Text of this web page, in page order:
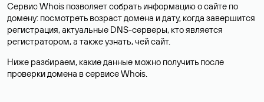
Сервис Whois позволяет собрать информацию о сайте по
домену: посмотреть возраст домена и дату, когда завершится
регистрация, актуальные DNS-серверы, кто является
регистратором, а также узнать, чей сайт.
Ниже разбираем, какие данные можно получить после
проверки домена в сервисе Whois.